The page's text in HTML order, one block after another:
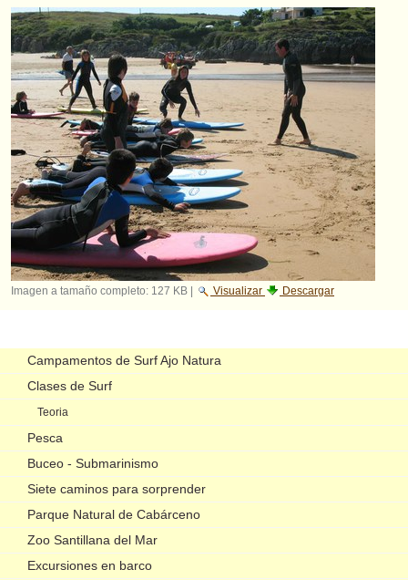
Imagen a tamaño completo: 127 KB Visualizar Descargar
Campamentos de Surf Ajo Natura
Clases de Surf
Teoria
Pesca
Buceo - Submarinismo
Siete caminos para sorprender
Parque Natural de Cabárceno
Zoo Santillana del Mar
Excursiones en barco